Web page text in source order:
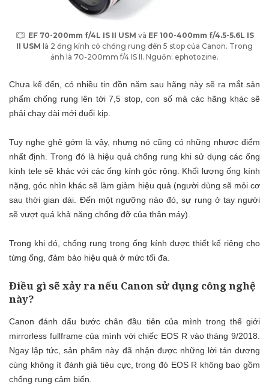
EF 70-200mm f/4L IS II USM và EF 100-400mm f/4.5-5.6L IS
II USM là 2 ống kính có chống rung đến 5 stop của Canon. Trong
ảnh là 70-200mm f/4 IS II. Nguồn: ephotozine.
Chưa kể đến, có nhiều tin đồn năm sau hãng này sẽ ra mắt sản
phẩm chống rung lên tới 7,5 stop, con số mà các hãng khác sẽ
phải chạy dài mới đuổi kịp.
Tuy nghe ghê gớm là vậy, nhưng nó cũng có những nhược điểm
nhất định. Trong đó là hiệu quả chống rung khi sử dụng các ống
kính tele sẽ khác với các ống kính góc rộng. Khối lượng ống kính
nặng, góc nhìn khác sẽ làm giảm hiệu quả (người dùng sẽ mỏi cơ
sau thời gian dài. Đến một ngưỡng nào đó, sự rung ở tay người
sẽ vượt quá khả năng chống đỡ của thân máy).
Trong khi đó, chống rung trong ống kính được thiết kế riêng cho
từng ống, đảm bảo hiệu quả ở mức tối đa.
Điều gì sẽ xảy ra nếu Canon sử dụng công nghệ
này?
Canon đánh dấu bước chân đầu tiên của mình trong thế giới
mirrorless fullframe của mình với chiếc EOS R vào tháng 9/2018.
Ngay lập tức, sản phẩm này đã nhận được những lời tán dương
cùng không ít đánh giá tiêu cực, trong đó EOS R không bao gồm
chống rung cảm biến.